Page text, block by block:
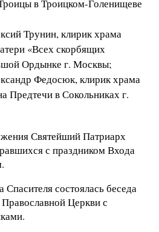
в Троицком-Голенищеве
Трунин, клирик храма
«Всех скорбящих
Ордынке г. Москвы;
Федосюк, клирик храма
Предтечи в Сокольниках г.
Святейший Патриарх
с праздником Входа
состоялась беседа
Церкви с